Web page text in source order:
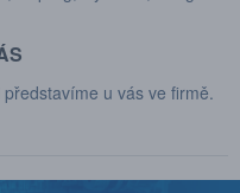
u vás ve firmě.